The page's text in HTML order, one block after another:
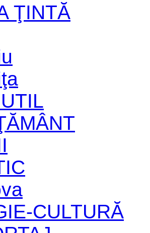
ŢINTĂ
CULTURĂ